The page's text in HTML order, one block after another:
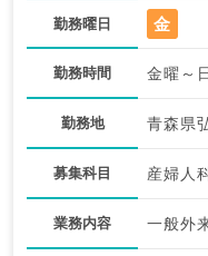
勤務曜日 金
勤務時間 金曜～
勤務地 青森県
募集科目 産婦人
業務内容 一般外